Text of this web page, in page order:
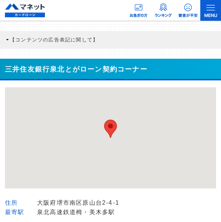
【コンテンツの広告表記に関して】
商品を根拠なくPRするものではなく、当編集部の調査／ユーザーへの口コミ収集な
どに基づき、公平性を担保した情報提供を行っています。
>提携企業一覧
三井住友銀行泉北とがローン契約コーナー
住所
大阪府堺市南区原山台2-4-1
最寄駅
泉北高速鉄道栂・美木多駅